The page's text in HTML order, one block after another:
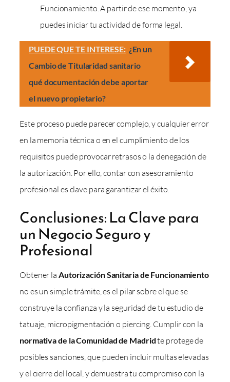
Funcionamiento. A partir de ese momento, ya
puedes iniciar tu actividad de forma legal.
PUEDE QUE TE INTERESE: ¿En un
Cambio de Titularidad sanitario
qué documentación debe aportar
el nuevo propietario?
Este proceso puede parecer complejo, y cualquier error
en la memoria técnica o en el cumplimiento de los
requisitos puede provocar retrasos o la denegación de
la autorización. Por ello, contar con asesoramiento
profesional es clave para garantizar el éxito.
Conclusiones: La Clave para
un Negocio Seguro y
Profesional
Obtener la Autorización Sanitaria de Funcionamiento
no es un simple trámite, es el pilar sobre el que se
construye la confianza y la seguridad de tu estudio de
tatuaje, micropigmentación o piercing. Cumplir con la
normativa de la Comunidad de Madridte protege de
posibles sanciones, que pueden incluir multas elevadas
y el cierre del local, y demuestra tu compromiso con la